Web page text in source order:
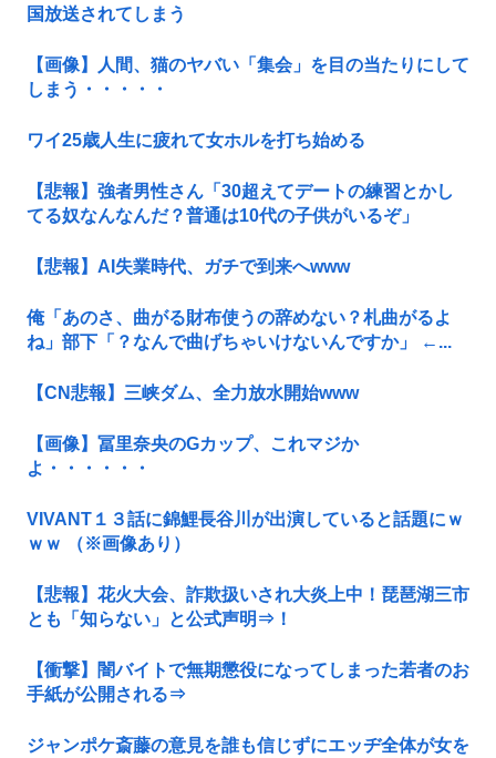
国放送されてしまう
【画像】人間、猫のヤバい「集会」を目の当たりにして
しまう・・・・・
ワイ25歳人生に疲れて女ホルを打ち始める
【悲報】強者男性さん「30超えてデートの練習とかし
てる奴なんなんだ？普通は10代の子供がいるぞ」
【悲報】AI失業時代、ガチで到来へwww
俺「あのさ、曲がる財布使うの辞めない？札曲がるよ
ね」部下「？なんで曲げちゃいけないんですか」 ←...
【CN悲報】三峡ダム、全力放水開始www
【画像】冨里奈央のGカップ、これマジか
よ・・・・・・
VIVANT１３話に錦鯉長谷川が出演していると話題にｗ
ｗｗ （※画像あり）
【悲報】花火大会、詐欺扱いされ大炎上中！琵琶湖三市
とも「知らない」と公式声明⇒！
【衝撃】闇バイトで無期懲役になってしまった若者のお
手紙が公開される⇒
ジャンポケ斎藤の意見を誰も信じずにエッヂ全体が女を